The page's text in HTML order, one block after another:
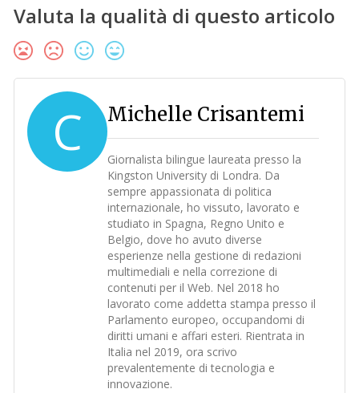
Valuta la qualità di questo articolo
C Michelle Crisantemi
Giornalista bilingue laureata presso la
Kingston University di Londra. Da
sempre appassionata di politica
internazionale, ho vissuto, lavorato e
studiato in Spagna, Regno Unito e
Belgio, dove ho avuto diverse
esperienze nella gestione di redazioni
multimediali e nella correzione di
contenuti per il Web. Nel 2018 ho
lavorato come addetta stampa presso il
Parlamento europeo, occupandomi di
diritti umani e affari esteri. Rientrata in
Italia nel 2019, ora scrivo
prevalentemente di tecnologia e
innovazione.